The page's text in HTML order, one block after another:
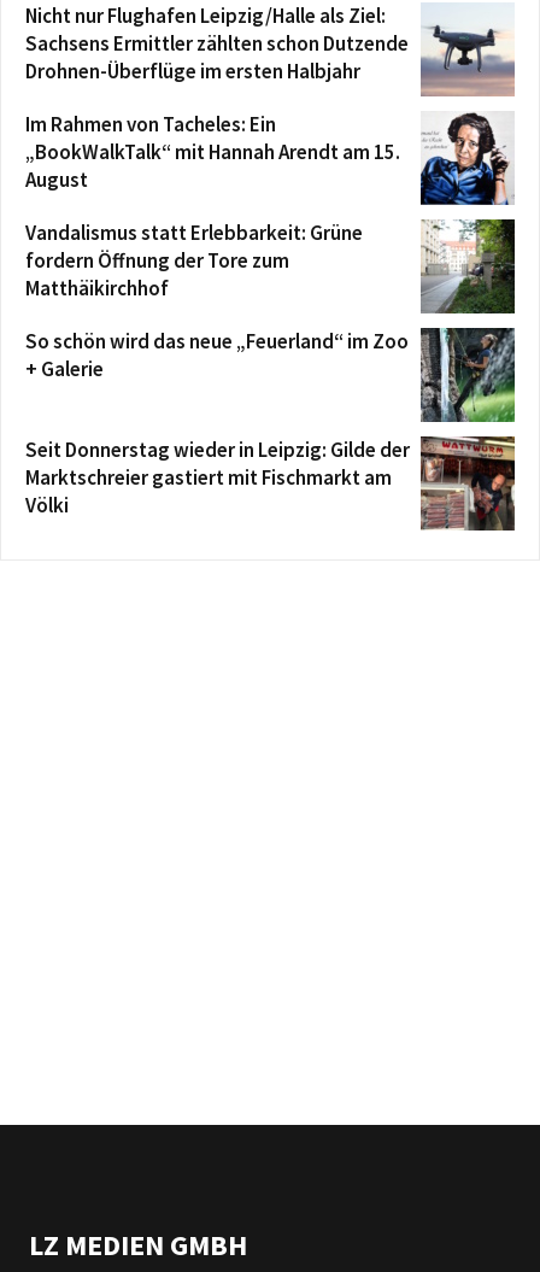
Nicht nur Flughafen Leipzig/Halle als Ziel:
Sachsens Ermittler zählten schon Dutzende
Drohnen-Überflüge im ersten Halbjahr
Im Rahmen von Tacheles: Ein
„BookWalkTalk“ mit Hannah Arendt am 15.
August
Vandalismus statt Erlebbarkeit: Grüne
fordern Öffnung der Tore zum
Matthäikirchhof
So schön wird das neue „Feuerland“ im Zoo
+ Galerie
Seit Donnerstag wieder in Leipzig: Gilde der
Marktschreier gastiert mit Fischmarkt am
Völki
LZ MEDIEN GMBH